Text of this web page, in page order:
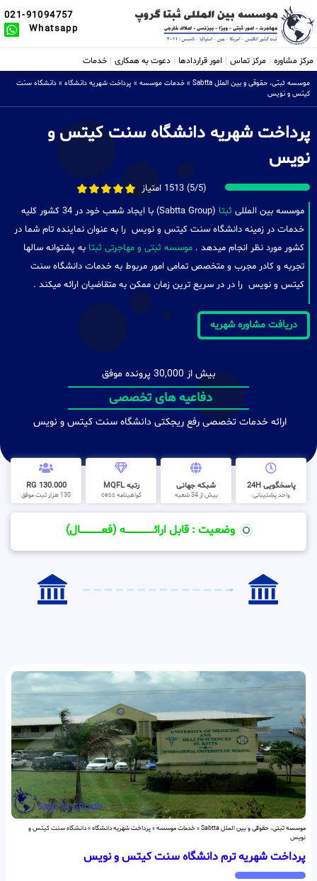
021-91094757
Whatsapp
مرکز مشاوره مرکز تماس امور قراردادها دعوت به همکاری خدمات
موسسه ثبتی، حقوقی و بین الملل Sabtta » خدمات موسسه » پرداخت شهریه دانشگاه » دانشگاه سنت
کیتس و نویس
پرداخت شهریه دانشگاه سنت کیتس و
نویس
(5/5) 1513 امتیاز
موسسه بین المللی ثبتا
(Sabtta Group) با ایجاد شعب خود در 34 کشور کلیه
خدمات در زمینه دانشگاه سنت کیتس و نویس را به عنوان نماینده تام شما در
کشور مورد نظر انجام میدهد . موسسه ثبتی و مهاجرتی ثبتا به پشتوانه سالها
تجربه و کادر مجرب و متخصص تمامی امور مربوط به خدمات دانشگاه سنت
کیتس و نویس را در در سریع ترین زمان ممکن به متقاضیان ارائه میکند .
دریافت مشاوره شهریه
بیش از 30,000 پرونده موفق
دفاعیه های تخصصی
ارائه خدمات تخصصی رفع ریجکتی دانشگاه سنت کیتس و نویس
پاسخگویی 24H
واحد پشتیبانی
شبکه جهانی
بیش از 34 شعبه
رتبه MQFL
گواهینامه cess
130.000 RG
130 هزار ثبت موفق
وضعیت : قابل ارائــــــــــــــــــــه (فعـــــــــــــــال)
موسسه ثبتی، حقوقی و بین الملل Sabtta » خدمات موسسه»پرداخت شهریه دانشگاه»دانشگاه سنت کیتس و
نویس
پرداخت شهریه ترم دانشگاه سنت کیتس و نویس